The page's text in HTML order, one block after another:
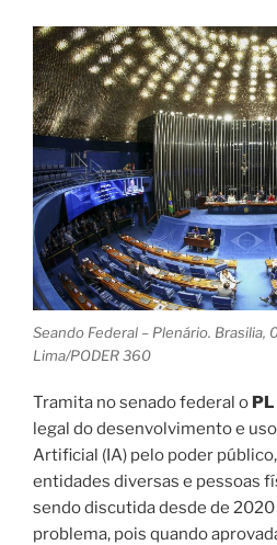
Seando Federal – Plenário.
Lima/PODER 360
Tramita no senado federal o
legal do desenvolvimento e
Artificial (IA) pelo poder
entidades diversas e pessoas
sendo discutida desde de 2020
problema, pois quando